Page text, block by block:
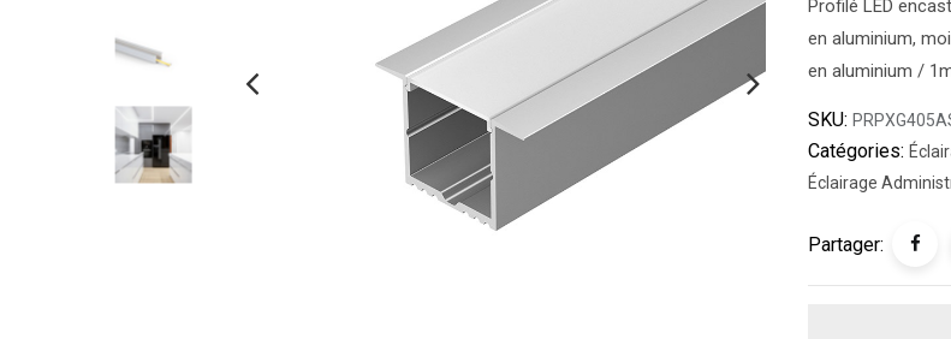
Profilé LED
en aluminium,
en aluminium /
SKU:
Catégories:
Éclairage
Partager: